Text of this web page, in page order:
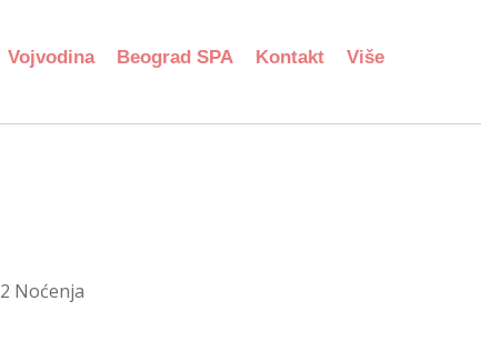
Vojvodina Beograd SPA Kontakt Više
2 Noćenja